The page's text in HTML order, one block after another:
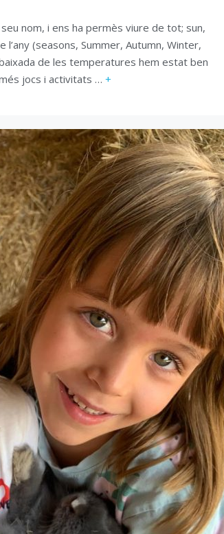
nom, i ens ha permès viure de tot; sun,
(seasons, Summer, Autumn, Winter,
de les temperatures hem estat ben
jocs i activitats … +